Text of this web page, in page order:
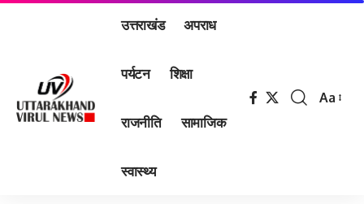
उत्तराखंड अपराध
पर्यटन शिक्षा
राजनीति सामाजिक
स्वास्थ्य
Font
Aa